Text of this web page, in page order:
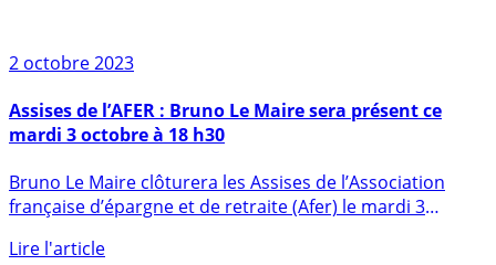
2 octobre 2023
mardi 3 octobre à 18 h30
française d’épargne et de retraite (Afer) le mardi 3